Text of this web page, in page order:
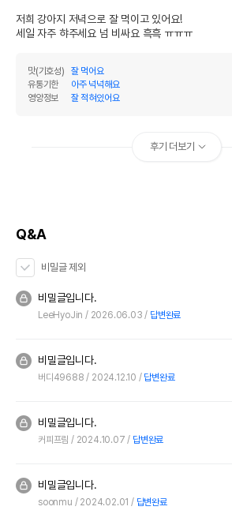
저희 강아지 저녁으로 잘 먹이고 있어요!
세일 자주 햐주세요 넘 비싸요 흑흑 ㅠㅠㅠ
맛(기호성)
잘 먹어요
유통기한
아주 넉넉해요
영양정보
잘 적혀있어요
후기 더보기
Q&A
비밀글 제외
비밀글입니다.
LeeHyoJin 2026.06.03 답변완료
비밀글입니다.
버디49688 2024.12.10 답변완료
비밀글입니다.
커피프림 2024.10.07 답변완료
비밀글입니다.
soonmu 2024.02.01 답변완료